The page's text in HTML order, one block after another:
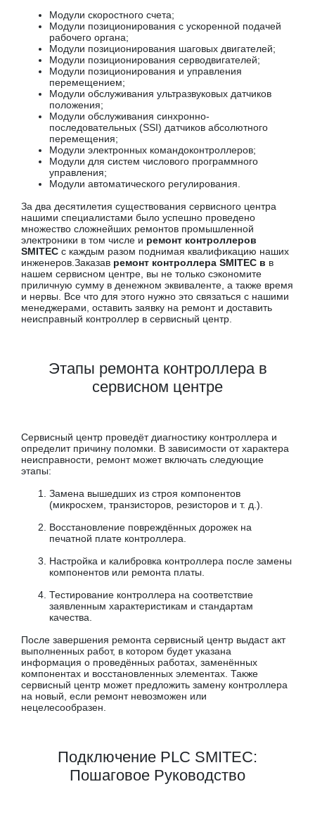
Модули скоростного счета;
Модули позиционирования с ускоренной подачей
рабочего органа;
Модули позиционирования шаговых двигателей;
Модули позиционирования серводвигателей;
Модули позиционирования и управления
перемещением;
Модули обслуживания ультразвуковых датчиков
положения;
Модули обслуживания синхронно-
последовательных (SSI) датчиков абсолютного
перемещения;
Модули электронных командоконтроллеров;
Модули для систем числового программного
управления;
Модули автоматического регулирования.
За два десятилетия существования сервисного центра
нашими специалистами было успешно проведено
множество сложнейших ремонтов промышленной
электроники в том числе и ремонт контроллеров
SMITEC с каждым разом поднимая квалификацию наших
инженеров.Заказав ремонт контроллера SMITEC в в
нашем сервисном центре, вы не только сэкономите
приличную сумму в денежном эквиваленте, а также время
и нервы. Все что для этого нужно это связаться с нашими
менеджерами, оставить заявку на ремонт и доставить
неисправный контроллер в сервисный центр.
Этапы ремонта контроллера в
сервисном центре
Сервисный центр проведёт диагностику контроллера и
определит причину поломки. В зависимости от характера
неисправности, ремонт может включать следующие
этапы:
Замена вышедших из строя компонентов
(микросхем, транзисторов, резисторов и т. д.).
Восстановление повреждённых дорожек на
печатной плате контроллера.
Настройка и калибровка контроллера после замены
компонентов или ремонта платы.
Тестирование контроллера на соответствие
заявленным характеристикам и стандартам
качества.
После завершения ремонта сервисный центр выдаст акт
выполненных работ, в котором будет указана
информация о проведённых работах, заменённых
компонентах и восстановленных элементах. Также
сервисный центр может предложить замену контроллера
на новый, если ремонт невозможен или
нецелесообразен.
Подключение PLC SMITEC:
Пошаговое Руководство